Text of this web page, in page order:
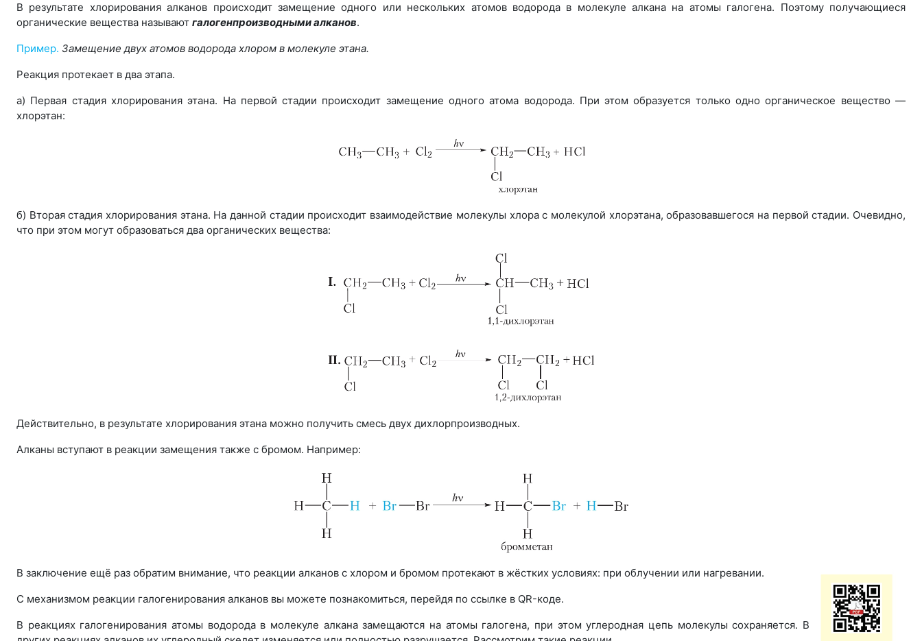
В результате хлорирования алканов происходит замещение одного или нескольких атомов водорода в молекуле алкана на атомы галогена. Поэтому получающиеся
органические вещества называют галогенпроизводнымиалканов.
Пример. Замещение двух атомов водорода хлором в молекуле этана.
Реакция протекает в два этапа.
а) Первая стадия хлорирования этана. На первой стадии происходит замещение одного атома водорода. При этом образуется только одно органическое вещество —
хлорэтан:
б) Вторая стадия хлорирования этана. На данной стадии происходит взаимодействие молекулы хлора с молекулой хлорэтана, образовавшегося на первой стадии. Очевидно,
что при этом могут образоваться два органических вещества:
Действительно, в результате хлорирования этана можно получить смесь двух дихлорпроизводных.
Алканы вступают в реакции замещения также с бромом. Например:
В заключение ещё раз обратим внимание, что реакции алканов с хлором и бромом протекают в жёстких условиях: при облучении или нагревании.
С механизмом реакции галогенирования алканов вы можете познакомиться, перейдя по ссылке в QR-коде.
В реакциях галогенирования атомы водорода в молекуле алкана замещаются на атомы галогена, при этом углеродная цепь молекулы сохраняется. В